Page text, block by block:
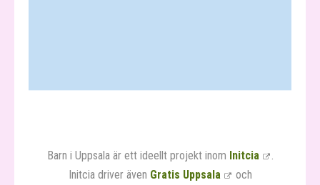
Barn i Uppsala är ett ideellt projekt inom Initcia
Initcia driver även Gratis Uppsala och